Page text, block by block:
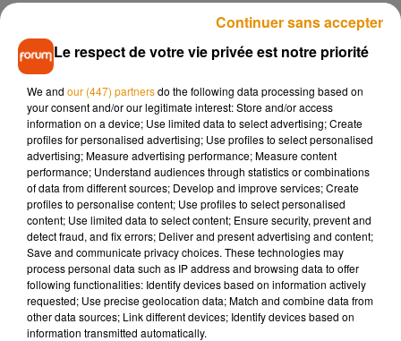
d’un spectateur et qui fait aujourd’hui réagir les internautes
qui pointent du doigt le traitement et la cruauté infligés aux
animaux de cirque…
Le respect de votre vie privée est notre priorité
We and our (447) partnersdo the following data processing based on
your consent and/or our legitimate interest: Store and/or access
information on a device; Use limited data to select advertising; Create
profiles for personalised advertising; Use profiles to select personalised
advertising; Measure advertising performance; Measure content
performance; Understand audiences through statistics or combinations
of data from different sources; Develop and improve services; Create
profiles to personalise content; Use profiles to select personalised
content; Use limited data to select content; Ensure security, prevent and
detect fraud, and fix errors; Deliver and present advertising and content;
Save and communicate privacy choices. These technologies may
process personal data such as IP address and browsing data to offer
following functionalities: Identify devices based on information actively
requested; Use precise geolocation data; Match and combine data from
other data sources; Link different devices; Identify devices based on
information transmitted automatically.
Continuer sans accepter